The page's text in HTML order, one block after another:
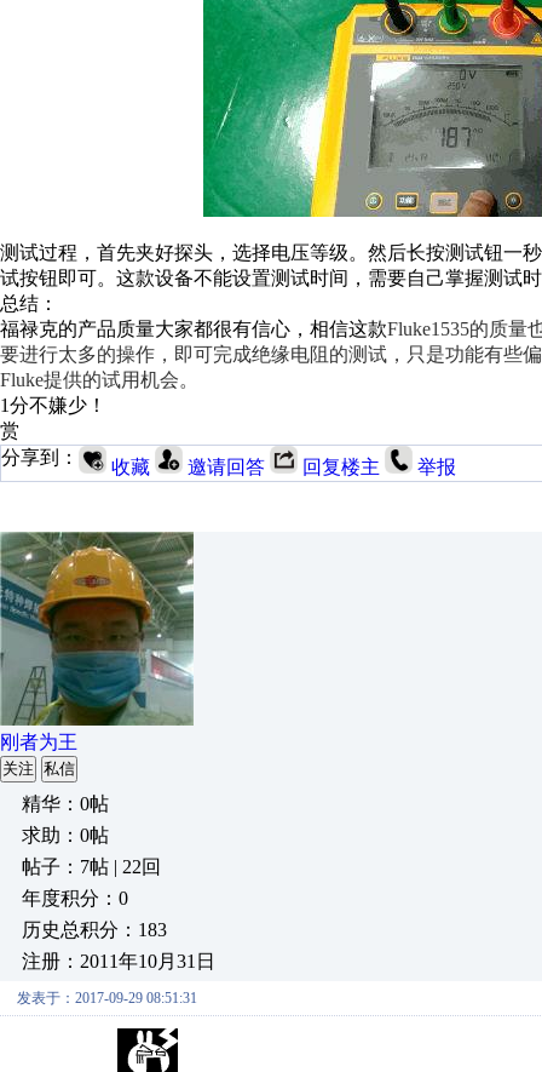
测试过程，首先夹好探头，选择电压等级。然后长按测试钮一
试按钮即可。这款设备不能设置测试时间，需要自己掌握测试
总结：
福禄克的产品质量大家都很有信心，相信这款Fluke1535的质量
要进行太多的操作，即可完成绝缘电阻的测试，只是功能有些
Fluke提供的试用机会。
1分不嫌少！
赏
分享到：
收藏 邀请回答 回复楼主 举报
刚者为王
关注 私信
精华：0帖
求助：0帖
帖子：7帖 | 22回
年度积分：0
历史总积分：183
注册：2011年10月31日
发表于：2017-09-29 08:51:31